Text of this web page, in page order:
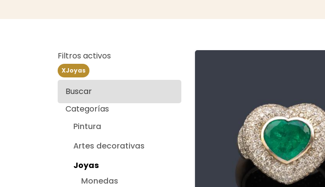
Filtros activos
XJoyas
Buscar
Categorías
Pintura
Artes decorativas
Joyas
Monedas